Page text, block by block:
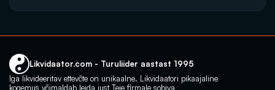
Likvidaator.com - Turuliider aastast 1995
Iga likvideeritav ettevõte on unikaalne. Likvidaatori pikaajaline
kogemus võimaldab leida just Teie firmale sobiva